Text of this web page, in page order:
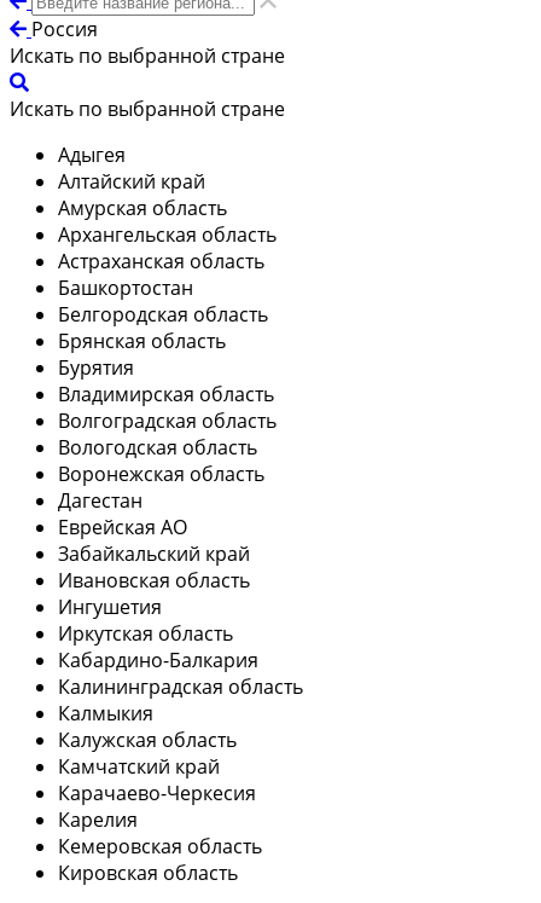
Россия
Искать по выбранной стране
Искать по выбранной стране
Адыгея
Алтайский край
Амурская область
Архангельская область
Астраханская область
Башкортостан
Белгородская область
Брянская область
Бурятия
Владимирская область
Волгоградская область
Вологодская область
Воронежская область
Дагестан
Еврейская АО
Забайкальский край
Ивановская область
Ингушетия
Иркутская область
Кабардино-Балкария
Калининградская область
Калмыкия
Калужская область
Камчатский край
Карачаево-Черкесия
Карелия
Кемеровская область
Кировская область